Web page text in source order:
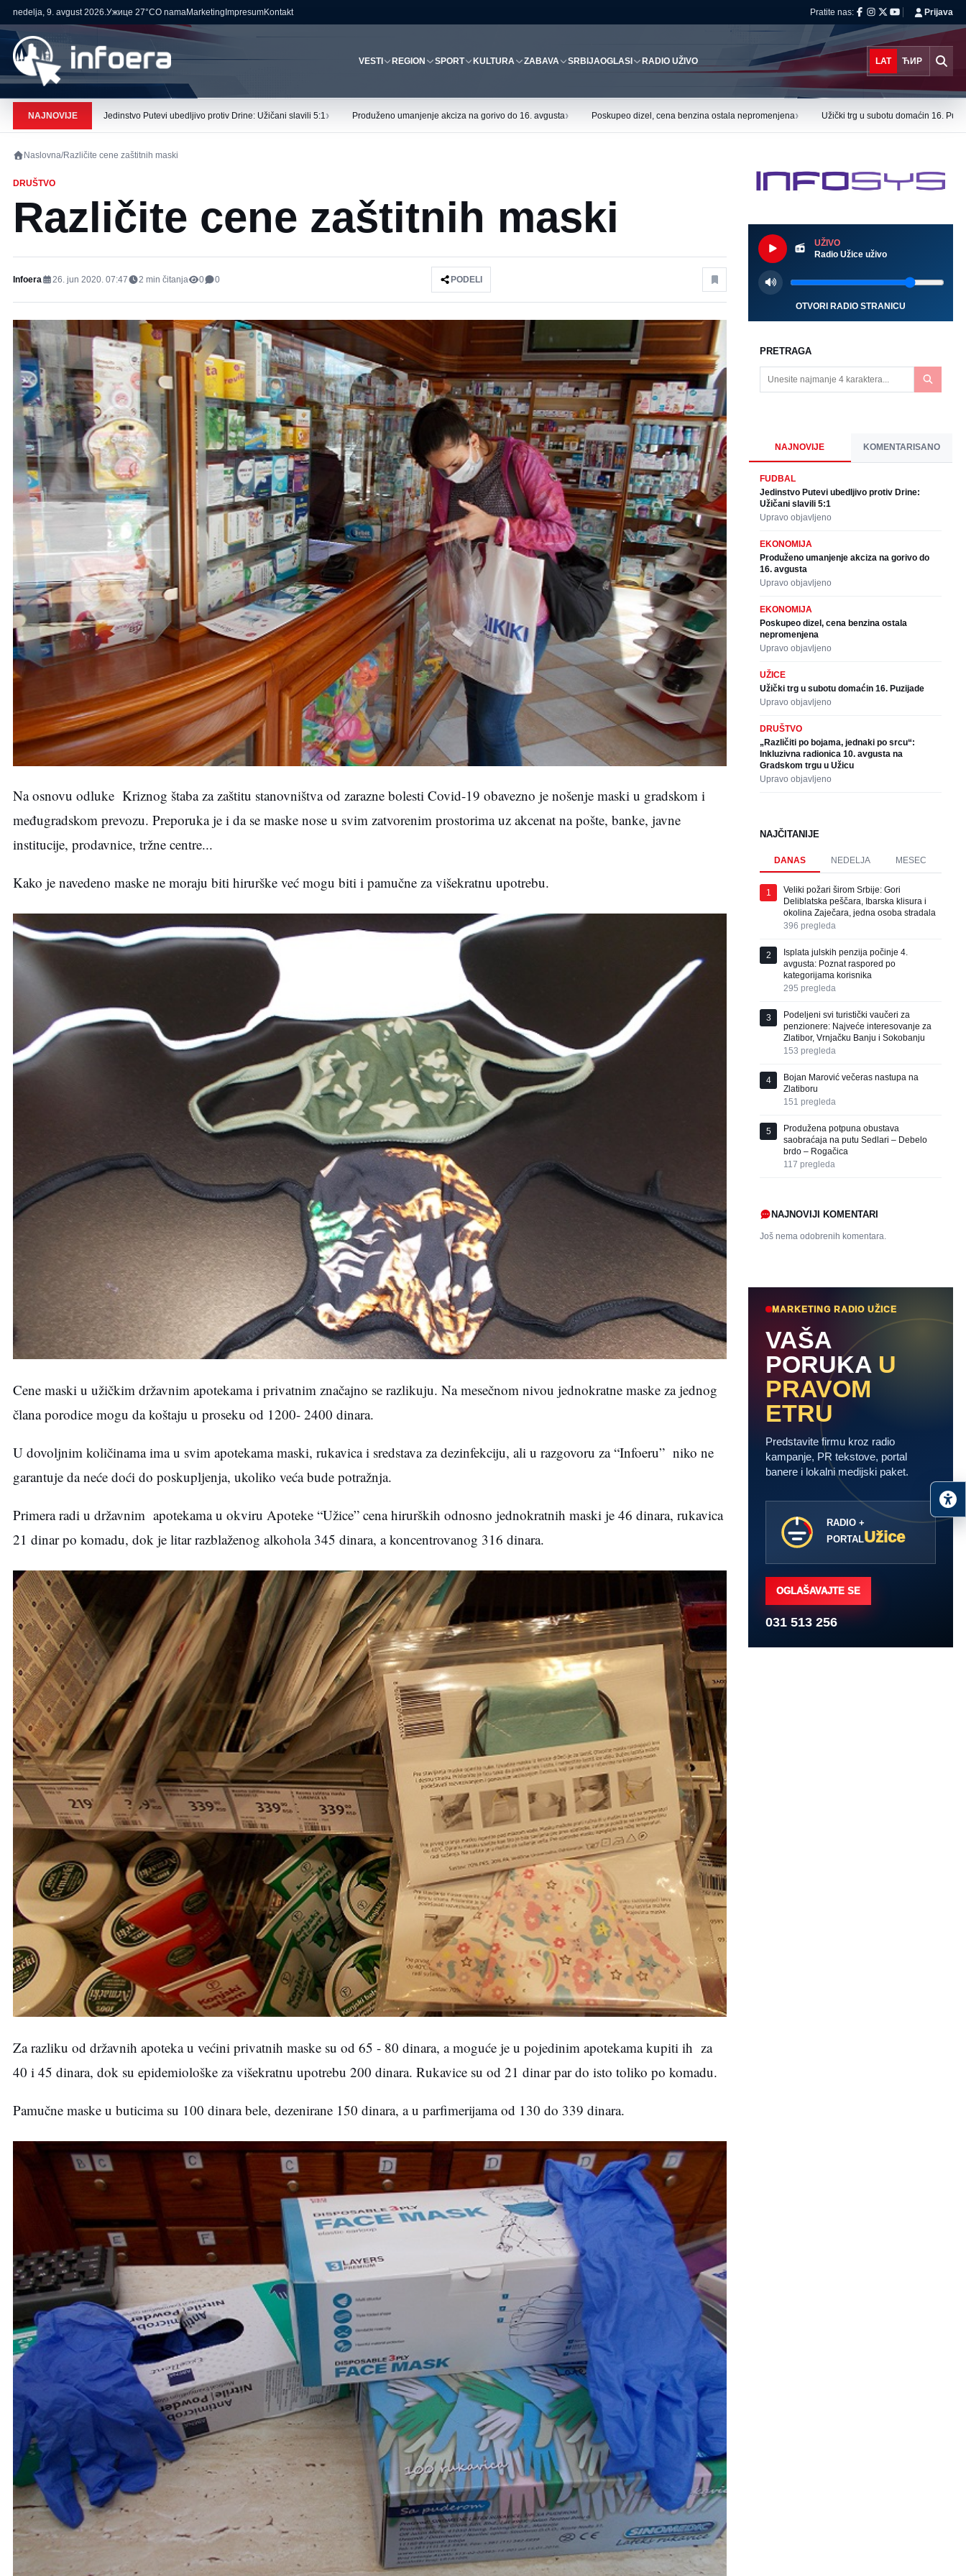
nedelja, 9. avgust 2026.Ужице 27°CO namaMarketing ImpresumKontakt Pratite nas: Prijava
VESTI REGION SPORT KULTURA ZABAVA SRBIJAOGLASI RADIO UŽIVO LAT ЋИР
NAJNOVIJE Jedinstvo Putevi ubedljivo protiv Drine: Užičani slavili 5:1› Produženo umanjenje akciza na gorivo do 16. avgusta› Poskupeo dizel, cena benzina ostala nepromenjena› Užički trg u subotu domaćin 16.
Naslovna/Različite cene zaštitnih maski
DRUŠTVO
Različite cene zaštitnih maski
Infoera 26. jun 2020. 07:47 2 min čitanja 0 0 PODELI
Na osnovu odluke Kriznog štaba za zaštitu stanovništva od zarazne bolesti Covid-19 obavezno je nošenje maski u gradskom i
međugradskom prevozu. Preporuka je i da se maske nose u svim zatvorenim prostorima uz akcenat na pošte, banke, javne
institucije, prodavnice, tržne centre...
Kako je navedeno maske ne moraju biti hirurške već mogu biti i pamučne za višekratnu upotrebu.
Cene maski u užičkim državnim apotekama i privatnim značajno se razlikuju. Na mesečnom nivou jednokratne maske za jednog
člana porodice mogu da koštaju u proseku od 1200- 2400 dinara.
U dovoljnim količinama ima u svim apotekama maski, rukavica i sredstava za dezinfekciju, ali u razgovoru za “Infoeru” niko ne
garantuje da neće doći do poskupljenja, ukoliko veća bude potražnja.
Primera radi u državnim apotekama u okviru Apoteke “Užice” cena hirurških odnosno jednokratnih maski je 46 dinara, rukavica
21 dinar po komadu, dok je litar razblaženog alkohola 345 dinara, a koncentrovanog 316 dinara.
Za razliku od državnih apoteka u većini privatnih maske su od 65 - 80 dinara, a moguće je u pojedinim apotekama kupiti ih za
40 i 45 dinara, dok su epidemiološke za višekratnu upotrebu 200 dinara. Rukavice su od 21 dinar par do isto toliko po komadu.
Pamučne maske u buticima su 100 dinara bele, dezenirane 150 dinara, a u parfimerijama od 130 do 339 dinara.
UŽIVO
Radio Užice uživo
OTVORI RADIO STRANICU
PRETRAGA
NAJNOVIJE KOMENTARISANO
FUDBAL
Jedinstvo Putevi ubedljivo protiv Drine:
Užičani slavili 5:1
Upravo objavljeno
EKONOMIJA
Produženo umanjenje akciza na gorivo do
16. avgusta
Upravo objavljeno
EKONOMIJA
Poskupeo dizel, cena benzina ostala
nepromenjena
Upravo objavljeno
UŽICE
Užički trg u subotu domaćin 16. Puzijade
Upravo objavljeno
DRUŠTVO
„Različiti po bojama, jednaki po srcu“:
Inkluzivna radionica 10. avgusta na
Gradskom trgu u Užicu
Upravo objavljeno
NAJČITANIJE
DANAS NEDELJA MESEC
1
Veliki požari širom Srbije: Gori
Deliblatska peščara, Ibarska klisura i
okolina Zaječara, jedna osoba stradala
396 pregleda
2
Isplata julskih penzija počinje 4.
avgusta: Poznat raspored po
kategorijama korisnika
295 pregleda
3
Podeljeni svi turistički vaučeri za
penzionere: Najveće interesovanje za
Zlatibor, Vrnjačku Banju i Sokobanju
153 pregleda
4
Bojan Marović večeras nastupa na
Zlatiboru
151 pregleda
5
Produžena potpuna obustava
saobraćaja na putu Sedlari – Debelo
brdo – Rogačica
117 pregleda
NAJNOVIJI KOMENTARI
Još nema odobrenih komentara.
MARKETING RADIO UŽICE
VAŠA
PORUKA U
PRAVOM
ETRU
Predstavite firmu kroz radio
kampanje, PR tekstove, portal
banere i lokalni medijski paket.
RADIO +
PORTALUžice
OGLAŠAVAJTE SE
031 513 256